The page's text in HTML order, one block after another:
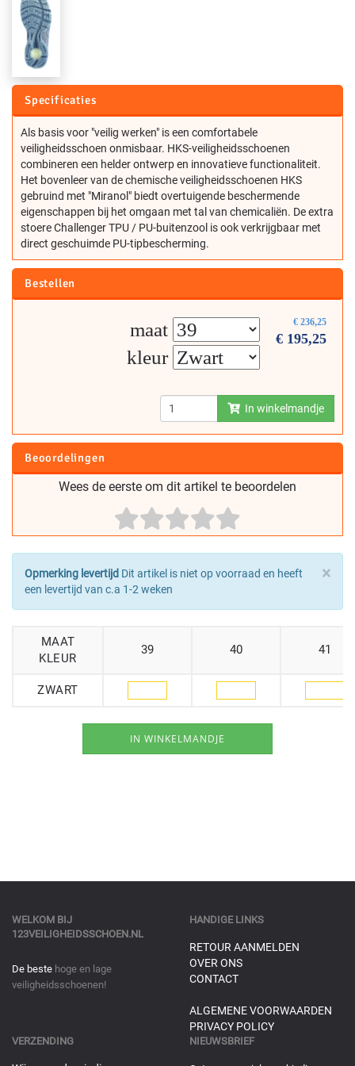
Specificaties
Als basis voor "veilig werken" is een comfortabele
veiligheidsschoen onmisbaar. HKS-veiligheidsschoenen
combineren een helder ontwerp en innovatieve functionaliteit.
Het bovenleer van de chemische veiligheidsschoenen HKS
gebruind met "Miranol" biedt overtuigende beschermende
eigenschappen bij het omgaan met tal van chemicaliën. De extra
stoere Challenger TPU / PU-buitenzool is ook verkrijgbaar met
direct geschuimde PU-tipbescherming.
Bestellen
€ 236,25
€ 195,25
maat
kleur
In winkelmandje
Beoordelingen
Wees de eerste om dit artikel te beoordelen
×
Opmerking levertijd Dit artikel is niet op voorraad en heeft
een levertijd van c.a 1-2 weken
MAAT
KLEUR
39 40 41
ZWART
WELKOM BIJ
123VEILIGHEIDSSCHOEN.NL
De beste hoge en lage
veiligheidsschoenen!
HANDIGE LINKS
RETOUR AANMELDEN
OVER ONS
CONTACT
ALGEMENE VOORWAARDEN
PRIVACY POLICY
VERZENDING NIEUWSBRIEF